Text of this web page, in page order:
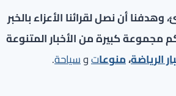
أن نصل لقرائنا الأعزاء بالخبر
مجموعة كبيرة من الأخبار المتنوعة
الرياضة،منوعاتوسياحة.